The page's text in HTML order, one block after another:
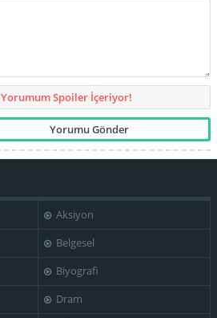
Yorumum Spoiler İçeriyor!
Aksiyon
Belgesel
Biyografi
Dram